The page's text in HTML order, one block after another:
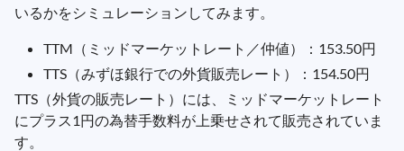
いるかをシミュレーションしてみます。
TTM（ミッドマーケットレート／仲値）：153.50円
TTS（みずほ銀行での外貨販売レート）：154.50円
TTS（外貨の販売レート）には、ミッドマーケットレート
にプラス1円の為替手数料が上乗せされて販売されていま
す。